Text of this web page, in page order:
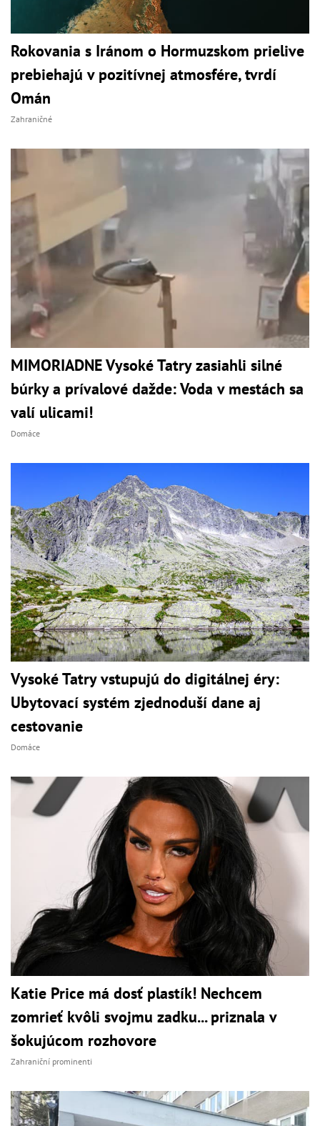
Rokovania s Iránom o Hormuzskom prielive
prebiehajú v pozitívnej atmosfére, tvrdí
Omán
Zahraničné
MIMORIADNE Vysoké Tatry zasiahli silné
búrky a prívalové dažde: Voda v mestách sa
valí ulicami!
Domáce
Vysoké Tatry vstupujú do digitálnej éry:
Ubytovací systém zjednoduší dane aj
cestovanie
Domáce
Katie Price má dosť plastík! Nechcem
zomrieť kvôli svojmu zadku... priznala v
šokujúcom rozhovore
Zahraniční prominenti